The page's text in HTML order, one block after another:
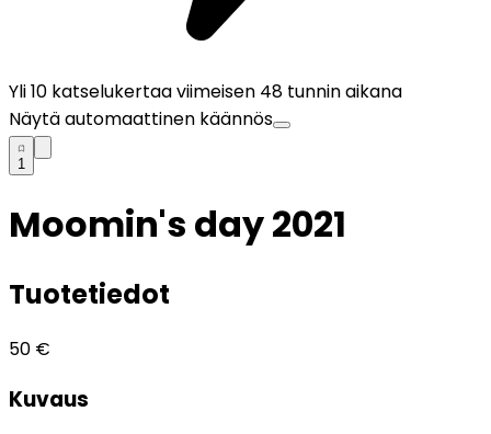
Yli10 katselukertaa viimeisen 48 tunnin aikana
Näytä automaattinen käännös
1
Moomin's day 2021
Tuotetiedot
50 €
Kuvaus